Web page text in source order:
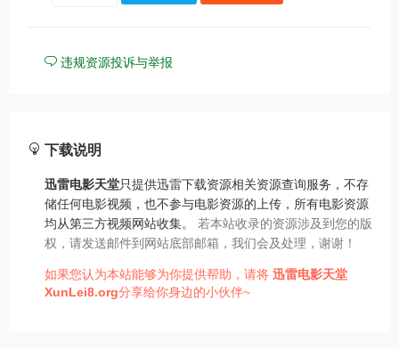
违规资源投诉与举报
下载说明
迅雷电影天堂只提供迅雷下载资源相关资源查询服务，不存
储任何电影视频，也不参与电影资源的上传，所有电影资源
均从第三方视频网站收集。 若本站收录的资源涉及到您的版
权，请发送邮件到网站底部邮箱，我们会及处理，谢谢！
如果您认为本站能够为你提供帮助，请将 迅雷电影天堂
XunLei8.org分享给你身边的小伙伴~